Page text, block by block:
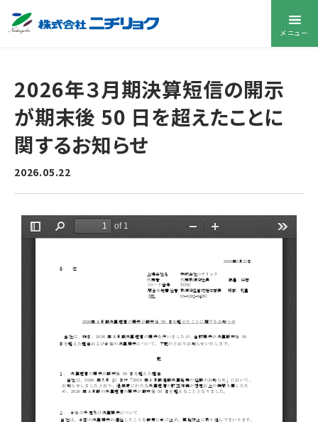
メニュー
2026年３月期決算短信の開示
が期末後 50 日を超えたことに
関するお知らせ
2026.05.22